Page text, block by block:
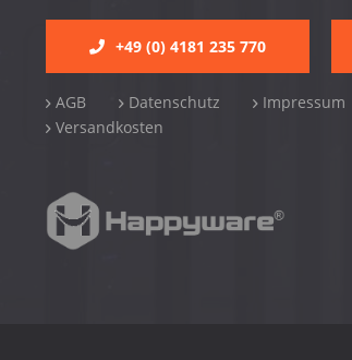
+49 (0) 4181 235 770
AGB Datenschutz Impressum
Versandkosten